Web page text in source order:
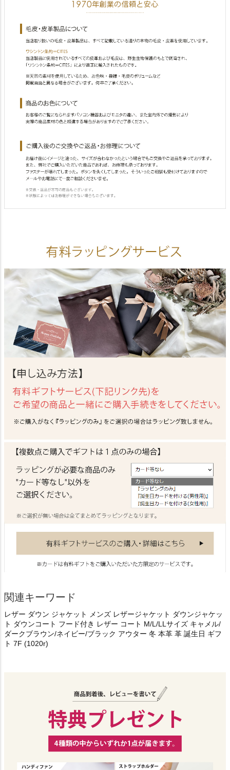
関連キーワード
レザー ダウン ジャケット メンズ レザージャケット ダウンジャケッ
ト ダウンコート フード付き レザー コート M/L/LLサイズ キャメル/
ダークブラウン/ネイビー/ブラック アウター 冬 本革 革 誕生日 ギフ
ト 7F (1020r)